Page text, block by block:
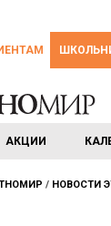
АКЦИИ
НОВОСТИ